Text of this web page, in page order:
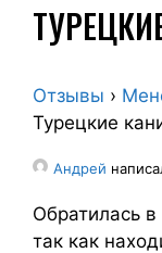
Отзывы ›
Турецкие
Андрей
Обратилась
так как